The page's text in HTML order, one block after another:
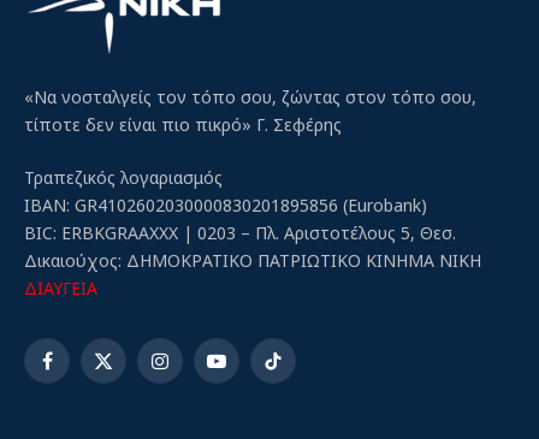
«Να νοσταλγείς τον τόπο σου, ζώντας στον τόπο σου,
τίποτε δεν είναι πιο πικρό» Γ. Σεφέρης
Τραπεζικός λογαριασμός
IBAN: GR4102602030000830201895856 (Eurobank)
BIC: ERBKGRAAXXX | 0203 – Πλ. Αριστοτέλους 5, Θεσ.
Δικαιούχος: ΔΗΜΟΚΡΑΤΙΚΟ ΠΑΤΡΙΩΤΙΚΟ ΚΙΝΗΜΑ ΝΙΚΗ
ΔΙΑΥΓΕΙΑ
Facebook
X
InstagramYouTubeTikTok